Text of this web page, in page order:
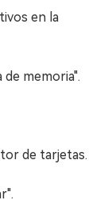
en la
memoria".
de tarjetas.